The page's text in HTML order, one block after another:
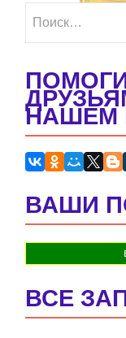
НАШЕМ
ВАШИ
ВСЕ